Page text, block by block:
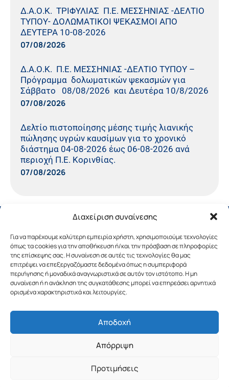
Διαχείριση συναίνεσης
Για να παρέχουμε καλύτερη εμπειρία χρήστη, χρησιμοποιούμε τεχνολογίες
όπως τα cookies για την αποθήκευση ή/και την πρόσβαση σε πληροφορίες
της επίσκεψης σας. Η συναίνεση σε αυτές τις τεχνολογίες θα μας
επιτρέψει να επεξεργαζόμαστε δεδομένα όπως η συμπεριφορά
περιήγησης ή μοναδικά αναγνωριστικά σε αυτόν τον ιστότοπο. Η μη
συναίνεση ή η ανάκληση της συγκατάθεσης μπορεί να επηρεάσει αρνητικά
ορισμένα χαρακτηριστικά και λειτουργίες.
Αποδοχή
Απόρριψη
Προτιμήσεις
Δ.Α.Ο.Κ. ΤΡΙΦΥΛΙΑΣ Π.Ε. ΜΕΣΣΗΝΙΑΣ -ΔΕΛΤΙΟ
ΤΥΠΟΥ- ΔΟΛΩΜΑΤΙΚΟΙ ΨΕΚΑΣΜΟΙ ΑΠΟ
ΔΕΥΤΕΡΑ 10-08-2026
07/08/2026
Δ.Α.Ο.Κ. Π.Ε. ΜΕΣΣΗΝΙΑΣ -ΔΕΛΤΙΟ ΤΥΠΟΥ –
Πρόγραμμα δολωματικών ψεκασμών για
Σάββατο 08/08/2026 και Δευτέρα 10/8/2026
07/08/2026
Δελτίο πιστοποίησης μέσης τιμής λιανικής
πώλησης υγρών καυσίμων για το χρονικό
διάστημα 04-08-2026 έως 06-08-2026 ανά
περιοχή Π.Ε. Κορινθίας.
07/08/2026
Copyright © 2019 Περιφέρεια Πελοποννήσου.
Σχεδιασμός & Υλοποίηση από την